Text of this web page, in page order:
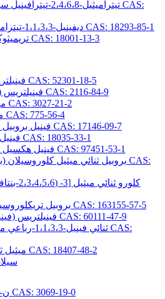
1،3-ديفينيل-1،1،3،3-تيتراميثوكسي ديسيلوكسان CAS: 18293-85-1
(4-فينيل فينيل) تريميثوكسيسيلان CAS: 18001-13-3
فينيلتريسيسوبروبينيلوكسيسيلان CAS: 52301-18-5
فينيلتريس (تريميثيلسيلوكسي) سيلان CAS: 2116-84-9
ميثيل فينيلديميثوكسيسيلان CAS: 3027-21-2
ميثيل فينيل ديثوكسيسيلان CAS: 775-56-4
3-فينيل بروبيل ثنائي ميثيل كلوروسيلان CAS: 17146-09-7
6-فينيل هكسيل تريكلوروسيلان CAS: 18035-33-1
6-فينيل هكسيل ثنائي ميثيل كلوروسيلان CAS: 97451-53-1
كلورو
3- (ف-ميثوكسيفينيل) بروبيل تريكلوروسيلان CAS: 163155-57-5
فينيلتريس (فينيلديميثيلسيلوكسي) سيلان CAS: 60111-47-9
ميثيل ثنائي فينيل ميثوكسيسيلان CAS: 18407-48-2
ن-هكسيل تريميثوكسيسيلان CAS: 3069-19-0